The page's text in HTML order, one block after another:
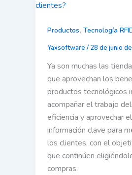
Productos, Tecnología
Yaxsoftware / 28 de junio
Ya son muchas las
que aprovechan los
productos tecnológicos
acompañar el trabajo
eficiencia y aprovechar
información clave para
los clientes, con el
que continúen
compras.